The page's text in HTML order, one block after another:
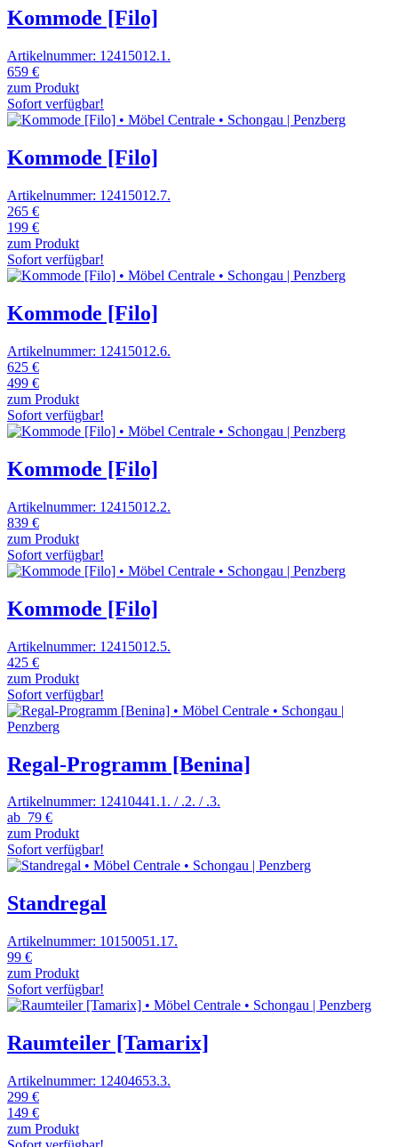
Kommode [Filo]
Artikelnummer: 12415012.1.
659 €
zum Produkt
Sofort verfügbar!
Kommode [Filo]
Artikelnummer: 12415012.7.
265 €
199 €
zum Produkt
Sofort verfügbar!
Kommode [Filo]
Artikelnummer: 12415012.6.
625 €
499 €
zum Produkt
Sofort verfügbar!
Kommode [Filo]
Artikelnummer: 12415012.2.
839 €
zum Produkt
Sofort verfügbar!
Kommode [Filo]
Artikelnummer: 12415012.5.
425 €
zum Produkt
Sofort verfügbar!
Regal-Programm [Benina]
Artikelnummer: 12410441.1. / .2. / .3.
ab 79 €
zum Produkt
Sofort verfügbar!
Standregal
Artikelnummer: 10150051.17.
99 €
zum Produkt
Sofort verfügbar!
Raumteiler [Tamarix]
Artikelnummer: 12404653.3.
299 €
149 €
zum Produkt